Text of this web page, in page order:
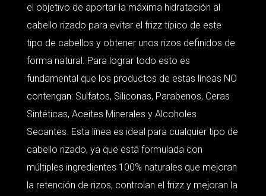
el objetivo de aportar la máxima hidratación al
cabello rizado para evitar el frizz típico de este
tipo de cabellos y obtener unos rizos definidos de
forma natural. Para lograr todo esto es
fundamental que los productos de estas líneas NO
contengan: Sulfatos, Siliconas, Parabenos, Ceras
Sintéticas, Aceites Minerales y Alcoholes
Secantes. Esta línea es ideal para cualquier tipo de
cabello rizado, ya que está formulada con
múltiples ingredientes 100% naturales que mejoran
la retención de rizos, controlan el frizz y mejoran la